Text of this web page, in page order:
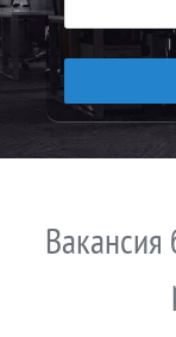
Вакансия